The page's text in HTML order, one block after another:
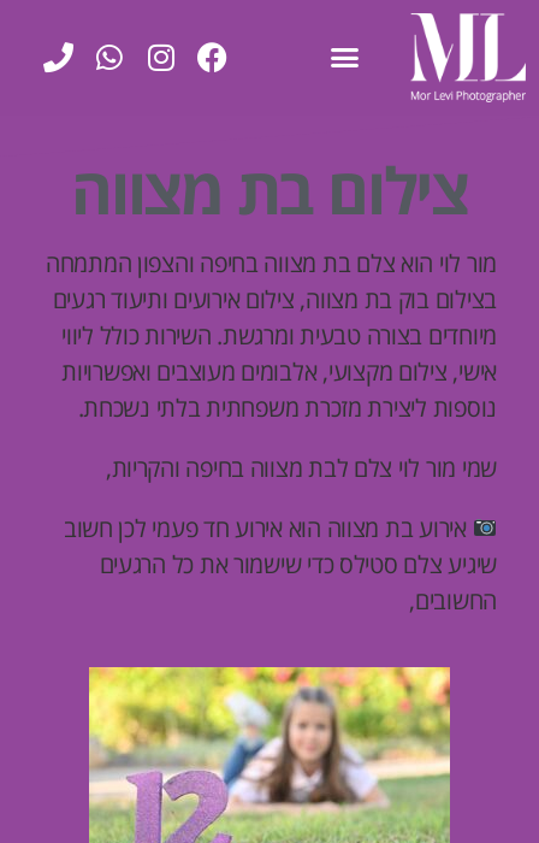
צילום בת מצווה
מור לוי הוא צלם בת מצווה בחיפה והצפון המתמחה
בצילום בוק בת מצווה, צילום אירועים ותיעוד רגעים
מיוחדים בצורה טבעית ומרגשת. השירות כולל ליווי
אישי, צילום מקצועי, אלבומים מעוצבים ואפשרויות
נוספות ליצירת מזכרת משפחתית בלתי נשכחת.
שמי מור לוי צלם לבת מצווה בחיפה והקריות,
אירוע בת מצווה הוא אירוע חד פעמי לכן חשוב
שיגיע צלם סטילס כדי שישמור את כל הרגעים
החשובים,